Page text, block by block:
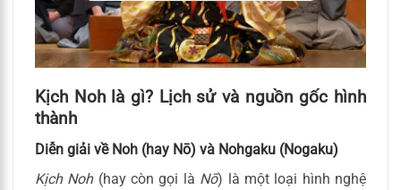
Kịch Noh là gì? Lịch sử và nguồn gốc hình
thành
Diễn giải về Noh (hay Nō) và Nohgaku (Nogaku)
Kịch Noh(hay còn gọi là Nō) là một loại hình nghệ